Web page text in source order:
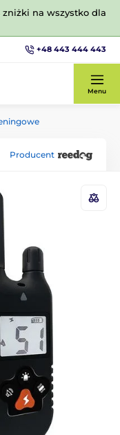
na wszystko dla
+48 443 444 443
Menu
Producent